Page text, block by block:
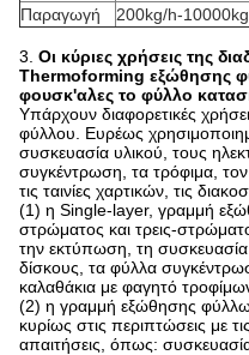
Παραγωγή
200kg/h-
3. Οι κύριες χρήσεις της
Thermoforming εξώθησης
φουσκ'αλες το φύλλο
Υπάρχουν διαφορετικές
φύλλου. Ευρέως
συσκευασία υλικού, τους
συγκέντρωση, τα τρόφιμα, τον
τις ταινίες χαρτικών, τις
(1) η Single-layer, γραμμή
στρώματος και τρεις-
την εκτύπωση, τη συσκευασία
δίσκους, τα φύλλα
καλαθάκια με φαγητό
(2) η γραμμή εξώθησης
κυρίως στις περιπτώσεις με
απαιτήσεις, όπως: συσκευασία